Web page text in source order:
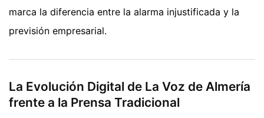
marca la diferencia entre la alarma injustificada y la
previsión empresarial.
La Evolución Digital de La Voz de Almería
frente a la Prensa Tradicional